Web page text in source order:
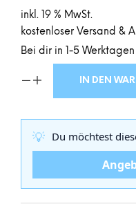
inkl. 19 % MwSt.
kostenloser Versand &
Bei dir in 1-5 Werktagen
IN DEN
💡 Du möchtest